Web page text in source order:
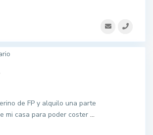
de FP y alquilo una parte
mi casa para poder coster ...